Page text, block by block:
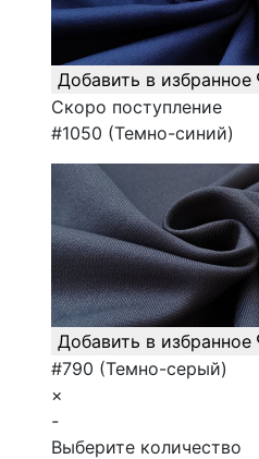
Добавить в избранное
Скоро поступление
#1050 (Темно-синий)
Добавить в избранное
#790 (Темно-серый)
×
-
Выберите количество